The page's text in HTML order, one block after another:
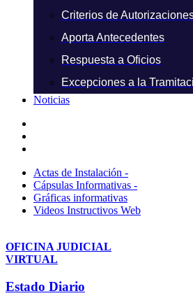
Criterios de
Aporta Antecedentes
Respuesta a Oficios
Excepciones a la
Noticias
Actas de Instalación -
Cápsulas Informativas -
Gráficas informativas
Videos Instructivos Web
OFICINA JUDICIAL
VIRTUAL
Estado Diario